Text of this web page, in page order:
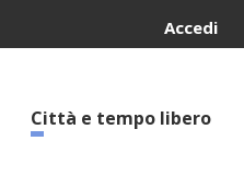
Accedi
Città e tempo libero